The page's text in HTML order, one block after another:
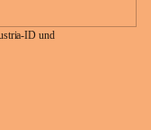
ID und